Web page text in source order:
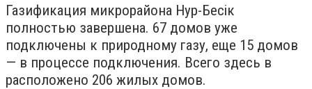
Газификация микрорайона Нур-Бесiк
полностью завершена. 67 домов уже
подключены к природному газу, еще 15 домов
— в процессе подключения. Всего здесь в
расположено 206 жилых домов.